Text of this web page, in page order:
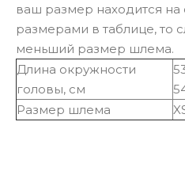
ваш размер находится
размерами в таблице, то
меньший размер шлема.
Длина окружности
головы, см
Размер шлема